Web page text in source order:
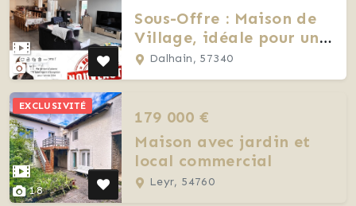
17
Sous-Offre : Maison de
Village, idéale pour une
grande Famille.
Dalhain, 57340
18
EXCLUSIVITÉ
179 000 €
Maison avec jardin et
local commercial
Leyr, 54760